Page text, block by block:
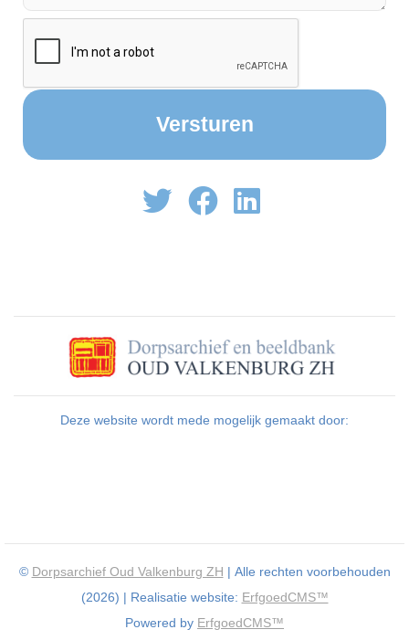
Deze website wordt mede mogelijk gemaakt door:
© Dorpsarchief Oud Valkenburg ZH | Alle rechten voorbehouden
(2026) | Realisatie website: ErfgoedCMS™
Powered by ErfgoedCMS™